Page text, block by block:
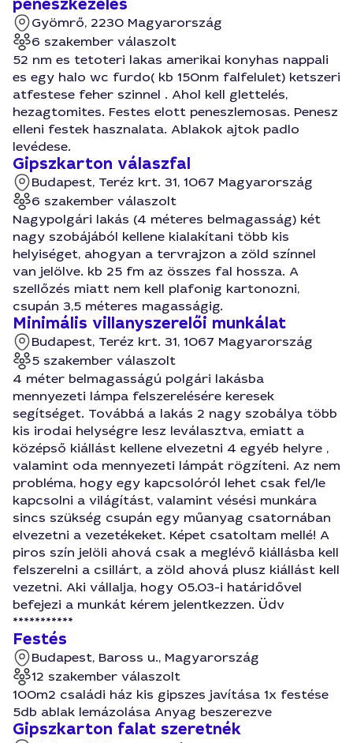
peneszkezeles
Gyömrő, 2230 Magyarország
6 szakember válaszolt
52 nm es tetoteri lakas amerikai konyhas nappali
es egy halo wc furdo( kb 150nm falfelulet) ketszeri
atfestese feher szinnel . Ahol kell glettelés,
hezagtomites. Festes elott peneszlemosas. Penesz
elleni festek hasznalata. Ablakok ajtok padlo
levédese.
Gipszkarton válaszfal
Budapest, Teréz krt. 31, 1067 Magyarország
6 szakember válaszolt
Nagypolgári lakás (4 méteres belmagasság) két
nagy szobájából kellene kialakítani több kis
helyiséget, ahogyan a tervrajzon a zöld színnel
van jelölve. kb 25 fm az összes fal hossza. A
szellőzés miatt nem kell plafonig kartonozni,
csupán 3,5 méteres magasságig.
Minimális villanyszerelői munkálat
Budapest, Teréz krt. 31, 1067 Magyarország
5 szakember válaszolt
4 méter belmagasságú polgári lakásba
mennyezeti lámpa felszerelésére keresek
segítséget. Továbbá a lakás 2 nagy szobálya több
kis irodai helységre lesz leválasztva, emiatt a
középső kiállást kellene elvezetni 4 egyéb helyre ,
valamint oda mennyezeti lámpát rögzíteni. Az nem
probléma, hogy egy kapcsolóról lehet csak fel/le
kapcsolni a világítást, valamint vésési munkára
sincs szükség csupán egy műanyag csatornában
elvezetni a vezetékeket. Képet csatoltam mellé! A
piros szín jelöli ahová csak a meglévő kiállásba kell
felszerelni a csillárt, a zöld ahová plusz kiállást kell
vezetni. Aki vállalja, hogy 05.03-i határidővel
befejezi a munkát kérem jelentkezzen. Üdv
***********
Festés
Budapest, Baross u., Magyarország
12 szakember válaszolt
100m2 családi ház kis gipszes javítása 1x festése
5db ablak lemázolása Anyag beszerezve
Gipszkarton falat szeretnék